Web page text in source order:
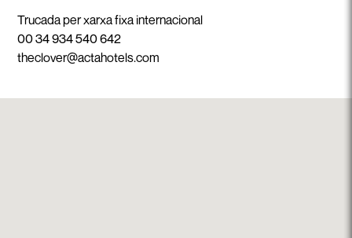
Trucada per xarxa fixa internacional
00 34 934 540 642
theclover@actahotels.com